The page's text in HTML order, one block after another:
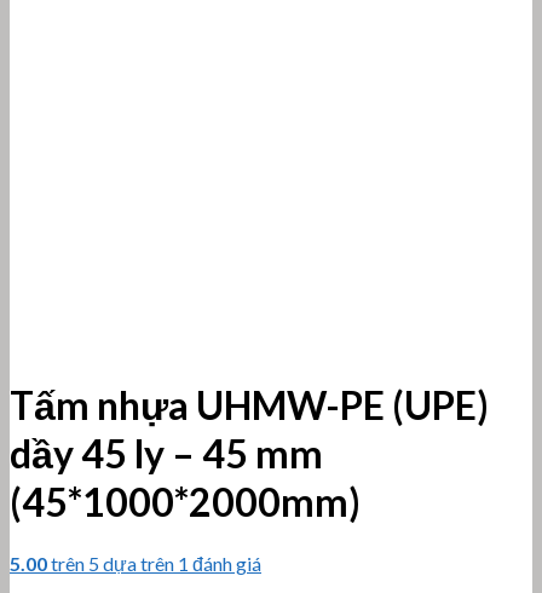
Tấm nhựa UHMW-PE (UPE)
dầy 45 ly – 45 mm
(45*1000*2000mm)
5.00trên 5 dựa trên 1 đánh giá